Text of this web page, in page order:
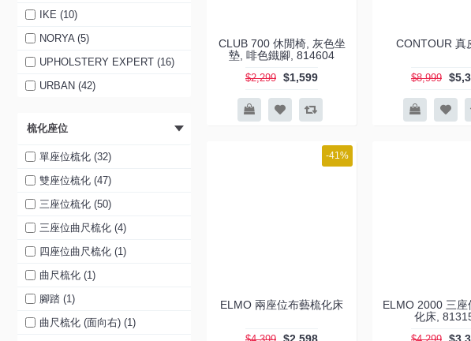
IKE (10)
NORYA (5)
UPHOLSTERY EXPERT (16)
URBAN (42)
梳化座位
單座位梳化 (32)
雙座位梳化 (47)
三座位梳化 (50)
三座位曲尺梳化 (4)
四座位曲尺梳化 (1)
曲尺梳化 (1)
腳踏 (1)
曲尺梳化 (面向右) (1)
CLUB 700 休閒椅, 灰色坐
墊, 啡色鐵腳, 814604
$2,299 $1,599
CONTOUR 真
$8,999
-41%
ELMO 兩座位布藝梳化床
ELMO 2000 三座
化床,